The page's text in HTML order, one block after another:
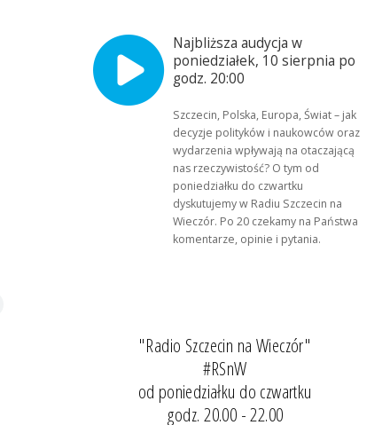
Najbliższa audycja w
poniedziałek, 10 sierpnia po
godz. 20:00
Szczecin, Polska, Europa, Świat – jak
decyzje polityków i naukowców oraz
wydarzenia wpływają na otaczającą
nas rzeczywistość? O tym od
poniedziałku do czwartku
dyskutujemy w Radiu Szczecin na
Wieczór. Po 20 czekamy na Państwa
komentarze, opinie i pytania.
"Radio Szczecin na Wieczór"
#RSnW
od poniedziałku do czwartku
godz. 20.00 - 22.00